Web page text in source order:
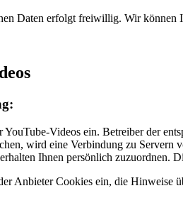
Daten erfolgt freiwillig. Wir
YouTube-Videos ein. Betreiber der
wird eine Verbindung zu
Ihnen persönlich zuzuordnen.
Anbieter Cookies ein, die Hinweise